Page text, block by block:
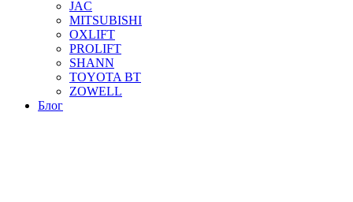
JAC
MITSUBISHI
OXLIFT
PROLIFT
SHANN
TOYOTA BT
ZOWELL
Блог